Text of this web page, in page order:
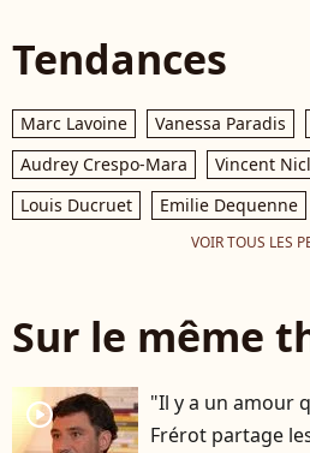
Tendances
Marc Lavoine Vanessa Paradis
Audrey Crespo-Mara
Vincent
Louis Ducruet
Emilie Dequenne
VOIR TOUS LES
Sur le même
player2
"Il y a un amour
Frérot partage